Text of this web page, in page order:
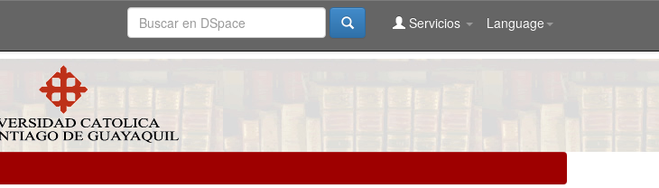
Language
Servicios